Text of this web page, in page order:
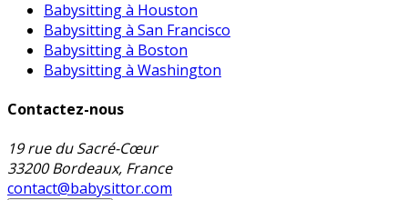
Babysitting à Houston
Babysitting à San Francisco
Babysitting à Boston
Babysitting à Washington
Contactez-nous
19 rue du Sacré-Cœur
33200 Bordeaux, France
contact@babysittor.com